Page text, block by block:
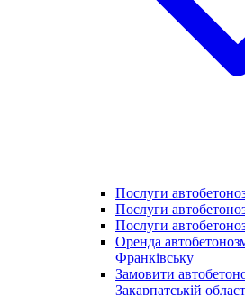
Послуги
Послуги
Послуги
Оренда
Франківську
Замовити
Закарпатській